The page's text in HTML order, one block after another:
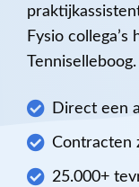
Fysio
Tenniselleboog.
Direct een
Contracten
25.000+